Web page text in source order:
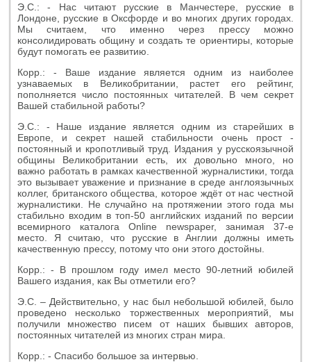
Э.С.: - Нас читают русские в Манчестере, русские в
Лондоне, русские в Оксфорде и во многих других городах.
Мы считаем, что именно через прессу можно
консолидировать общину и создать те ориентиры, которые
будут помогать ее развитию.
Корр.: - Ваше издание является одним из наиболее
узнаваемых в Великобритании, растет его рейтинг,
пополняется число постоянных читателей. В чем секрет
Вашей стабильной работы?
Э.С.: - Наше издание является одним из старейших в
Европе, и секрет нашей стабильности очень прост -
постоянный и кропотливый труд. Издания у русскоязычной
общины Великобритании есть, их довольно много, но
важно работать в рамках качественной журналистики, тогда
это вызывает уважение и признание в среде англоязычных
коллег, британского общества, которое ждёт от нас честной
журналистики. Не случайно на протяжении этого года мы
стабильно входим в топ-50 английских изданий по версии
всемирного каталога Online newspaper, занимая 37-е
место. Я считаю, что русские в Англии должны иметь
качественную прессу, потому что они этого достойны.
Корр.: - В прошлом году имел место 90-летний юбилей
Вашего издания, как Вы отметили его?
Э.С. – Действительно, у нас был небольшой юбилей, было
проведено несколько торжественных мероприятий, мы
получили множество писем от наших бывших авторов,
постоянных читателей из многих стран мира.
Корр.: - Спасибо большое за интервью.